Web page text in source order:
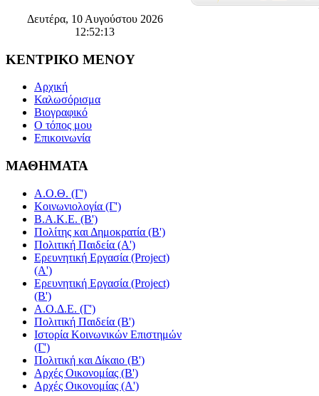
Δευτέρα, 10 Αυγούστου 2026
12:52:14
ΚΕΝΤΡΙΚΟ ΜΕΝΟΥ
Αρχική
Καλωσόρισμα
Βιογραφικό
Ο τόπος μου
Επικοινωνία
ΜΑΘΗΜΑΤΑ
Α.Ο.Θ. (Γ')
Κοινωνιολογία (Γ')
Β.Α.Κ.Ε. (Β')
Πολίτης και Δημοκρατία (Β')
Πολιτική Παιδεία (A')
Ερευνητική Εργασία (Project)
(Α')
Ερευνητική Εργασία (Project)
(Β')
Α.Ο.Δ.Ε. (Γ')
Πολιτική Παιδεία (Β')
Ιστορία Κοινωνικών Επιστημών
(Γ')
Πολιτική και Δίκαιο (Β')
Αρχές Οικονομίας (Β')
Αρχές Οικονομίας (Α')